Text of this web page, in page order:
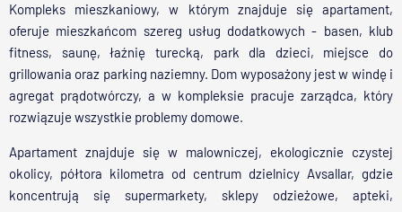
Kompleks mieszkaniowy, w którym znajduje się apartament,
oferuje mieszkańcom szereg usług dodatkowych - basen, klub
fitness, saunę, łaźnię turecką, park dla dzieci, miejsce do
grillowania oraz parking naziemny. Dom wyposażony jest w windę i
agregat prądotwórczy, a w kompleksie pracuje zarządca, który
rozwiązuje wszystkie problemy domowe.
Apartament znajduje się w malowniczej, ekologicznie czystej
okolicy, półtora kilometra od centrum dzielnicy Avsallar, gdzie
koncentrują się supermarkety, sklepy odzieżowe, apteki,